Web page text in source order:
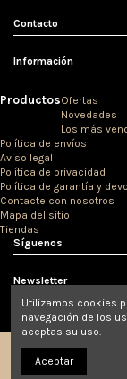
Contacto
Información
ProductosOfertas
Novedades
Los más
Política de envíos
Aviso legal
Política de privacidad
Política de garantía y
Contacte con nosotros
Mapa del sitio
Tiendas
Síguenos
Newsletter
Utilizamos cookies
navegación de los
aceptas su uso.
Aceptar